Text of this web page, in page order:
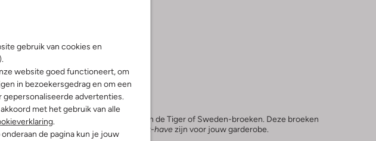
gebruik van cookies en
website goed functioneert, om
in bezoekersgedrag en om een
advertenties.
met het gebruik van alle
.
de pagina kun je jouw
Een van onze favoriete vondsten zijn de Tiger of Sweden-broeken. Deze broeken
de Tiger of Sweden-broeken een
must-havezijn voor jouw garderobe.